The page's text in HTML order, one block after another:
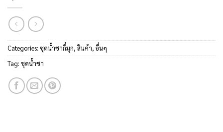
Categories: ชุดน้ำชากี๋มุก, สินค้า, อื่นๆ
Tag: ชุดน้ำชา